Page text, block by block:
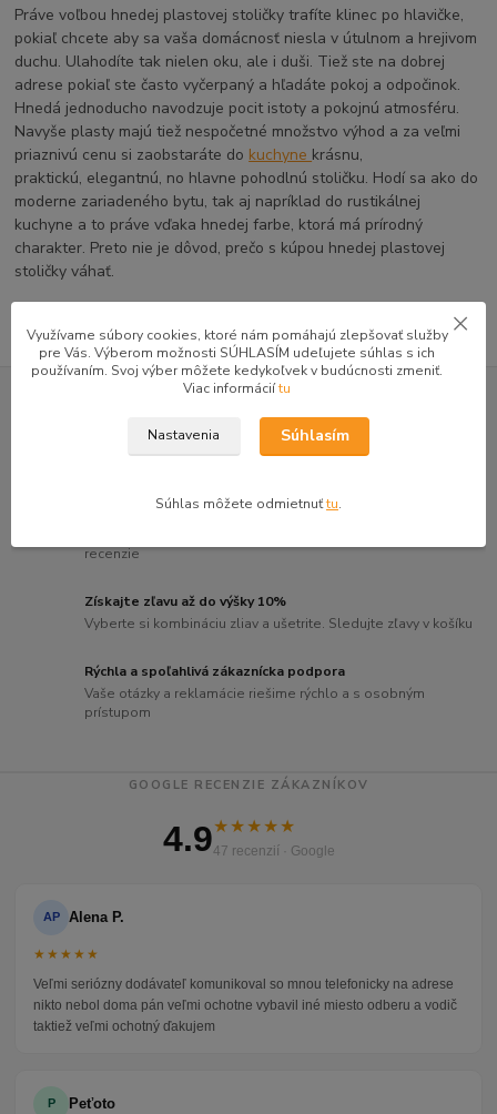
Práve voľbou hnedej plastovej stoličky trafíte klinec po hlavičke,
pokiaľ chcete aby sa vaša domácnosť niesla v útulnom a hrejivom
duchu. Ulahodíte tak nielen oku, ale i duši. Tiež ste na dobrej
adrese pokiaľ ste často vyčerpaný a hľadáte pokoj a odpočinok.
Hnedá jednoducho navodzuje pocit istoty a pokojnú atmosféru.
Navyše plasty majú tiež nespočetné množstvo výhod a za veľmi
priaznivú cenu si zaobstaráte do kuchyne krásnu,
praktickú, elegantnú, no hlavne pohodlnú stoličku. Hodí sa ako do
moderne zariadeného bytu, tak aj napríklad do rustikálnej
kuchyne a to práve vďaka hnedej farbe, ktorá má prírodný
charakter. Preto nie je dôvod, prečo s kúpou hnedej plastovej
stoličky váhať.
Doprava zadarmo pri nákupe nad 80 €
Pri menšom nákupe vám balík doručíme za poplatok 4€,
Viac ako 250 000 spokojných zákazníkov
recenzie
Získajte zľavu až do výšky 10%
Vyberte si kombináciu zliav a ušetrite. Sledujte zľavy v košíku
Rýchla a spoľahlivá zákaznícka podpora
Vaše otázky a reklamácie riešime rýchlo a s osobným
prístupom
GOOGLE RECENZIE ZÁKAZNÍKOV
4.9★★★★★
47 recenzií · Google
AP Alena P.
★★★★★
Veľmi seriózny dodávateľ komunikoval so mnou telefonicky na adrese
nikto nebol doma pán veľmi ochotne vybavil iné miesto odberu a vodič
taktiež veľmi ochotný ďakujem
P Peťoto
Využívame súbory cookies, ktoré nám pomáhajú zlepšovať služby
pre Vás. Výberom možnosti SÚHLASÍM udeľujete súhlas s ich
používaním. Svoj výber môžete kedykoľvek v budúcnosti zmeniť.
Viac informáciítu
Nastavenia Súhlasím
Súhlas môžete odmietnuťtu.